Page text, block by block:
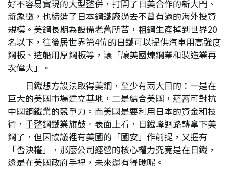
好不容易實現的大型整併，打開了日美合作的新大門、
新象徵，也締造了日本鋼鐵廠過去不曾有過的海外投資
規模。美鋼長期為設備老舊所苦，粗鋼生產掉到世界20
名以下，往後居世界第4位的日鐵可以提供汽車用高強度
鋼板、造船用厚鋼板等，讓「讓美國煉鋼業和製造業再
次偉大」。
日鐵想方設法取得美鋼，至少有兩大目的：一是在
巨大的美國市場建立基地，二是結合美國，蘊蓄可對抗
中國鋼鐵業的競爭力。而美國是要利用日本的資金和技
術，重整鋼鐵業旗鼓。表面上看，日鐵峰迴路轉拿下美
鋼了，但因協議裡有美國的「國安」作前提，又握有
「否決權」，那麼公司經營的核心權力究竟是在日鐵，
還是在美國政府手裡，未來還有得瞧呢。